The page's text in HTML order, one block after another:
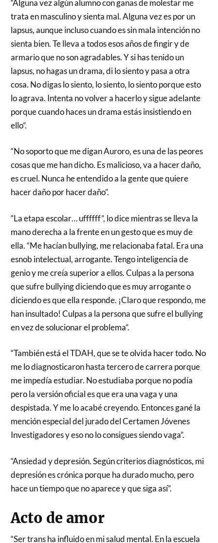
“Alguna vez algún alumno con ganas de molestar me
trata en masculino y sienta mal. Alguna vez es por un
lapsus, aunque incluso cuando es sin mala intención no
sienta bien. Te lleva a todos esos años de fingir y de
armario que no son agradables. Y si has tenido un
lapsus, no hagas un drama, di lo siento y pasa a otra
cosa. No digas lo siento, lo siento, lo siento porque esto
lo agrava. Intenta no volver a hacerlo y sigue adelante
porque cuando haces un drama estás insistiendo en
ello”.
“No soporto que me digan Auroro, es una de las peores
cosas que me han dicho. Es malicioso, va a hacer daño,
es cruel. Nunca he entendido a la gente que quiere
hacer daño por hacer daño”.
“La etapa escolar… uffffff”, lo dice mientras se lleva la
mano derecha a la frente en un gesto que es muy de
ella. “Me hacían bullying, me relacionaba fatal. Era una
esnob intelectual, arrogante. Tengo inteligencia de
genio y me creía superior a ellos. Culpas a la persona
que sufre bullying diciendo que es muy arrogante o
diciendo es que ella responde. ¡Claro que respondo, me
han insultado! Culpas a la persona que sufre el bullying
en vez de solucionar el problema”.
“También está el TDAH, que se te olvida hacer todo. No
me lo diagnosticaron hasta tercero de carrera porque
me impedía estudiar. No estudiaba porque no podía
pero la versión oficial es que era una vaga y una
despistada. Y me lo acabé creyendo. Entonces gané la
mención especial del jurado del Certamen Jóvenes
Investigadores y eso no lo consigues siendo vaga”.
“Ansiedad y depresión. Según criterios diagnósticos, mi
depresión es crónica porque ha durado mucho, pero
hace un tiempo que no aparece y que siga así”.
Acto de amor
“Ser trans ha influido en mi salud mental. En la escuela